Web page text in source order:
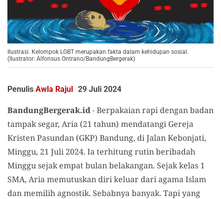
Ilustrasi. Kelompok LGBT merupakan fakta dalam kehidupan sosial.
(Ilustrator: Alfonsus Ontrano/BandungBergerak)
Penulis Awla Rajul 29 Juli 2024
BandungBergerak.id-Berpakaian rapi dengan badan
tampak segar, Aria (21 tahun) mendatangi Gereja
Kristen Pasundan (GKP) Bandung, di Jalan Kebonjati,
Minggu, 21 Juli 2024. Ia terhitung rutin beribadah
Minggu sejak empat bulan belakangan. Sejak kelas 1
SMA, Aria memutuskan diri keluar dari agama Islam
dan memilih agnostik. Sebabnya banyak. Tapi yang